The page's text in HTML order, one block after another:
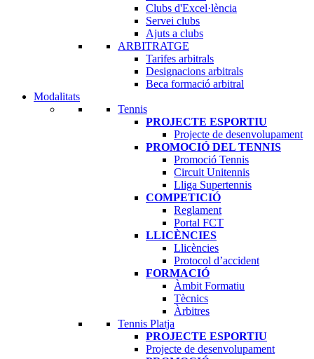
Tarifes arbitrals
Designacions arbitrals
Beca formació arbitral
Modalitats
Tennis
PROJECTE ESPORTIU
Projecte de desenvolupament
Circuit Unitennis
Lliga Supertennis
COMPETICIÓ
Reglament
Portal FCT
LLICÈNCIES
Llicències
Protocol d’accident
FORMACIÓ
Àmbit Formatiu
Tècnics
Àrbitres
Tennis Platja
PROJECTE ESPORTIU
Projecte de desenvolupament
PROMOCIÓ
COMPETICIÓ
Reglament Tennis Platja
Clubs d'Excel·lència
Servei clubs
Ajuts a clubs
ARBITRATGE
Tarifes arbitrals
Designacions arbitrals
Beca formació arbitral
Modalitats
Tennis
PROJECTE ESPORTIU
Projecte de desenvolupament
PROMOCIÓ DEL TENNIS
Promoció Tennis
Circuit Unitennis
Lliga Supertennis
COMPETICIÓ
Reglament
Portal FCT
LLICÈNCIES
Llicències
Protocol d’accident
FORMACIÓ
Àmbit Formatiu
Tècnics
Àrbitres
Tennis Platja
PROJECTE ESPORTIU
Projecte de desenvolupament